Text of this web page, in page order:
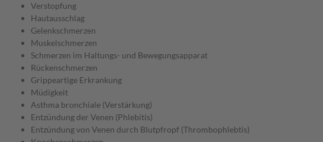
Verstopfung
Hautausschlag
Gelenkschmerzen
Muskelschmerzen
Schmerzen im Haltungs- und Bewegungsapparat
Rückenschmerzen
Grippeartige Erkrankung
Müdigkeit
Asthma bronchiale (Verstärkung)
Entzündung der Venen (Phlebitis)
Entzündung von Venen durch Blutpfropf (Thrombophlebtis)